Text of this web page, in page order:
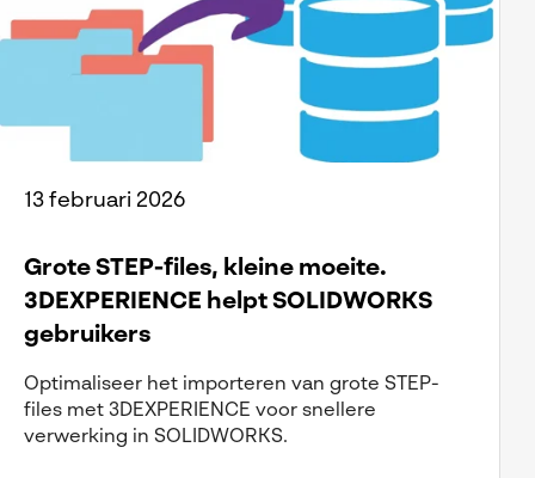
13 februari 2026
Grote STEP-files, kleine moeite.
3DEXPERIENCE helpt SOLIDWORKS
gebruikers
Optimaliseer het importeren van grote STEP-
files met 3DEXPERIENCE voor snellere
verwerking in SOLIDWORKS.